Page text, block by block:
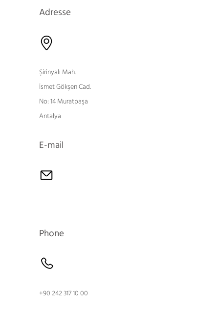
Adresse
Şirinyalı Mah.
İsmet Gökşen Cad.
No: 14 Muratpaşa
Antalya
E-mail
Phone
+90 242 317 10 00